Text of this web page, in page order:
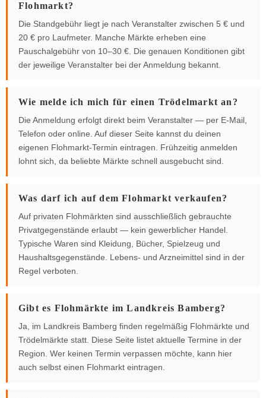
Flohmarkt?
Die Standgebühr liegt je nach Veranstalter zwischen 5 € und
20 € pro Laufmeter. Manche Märkte erheben eine
Pauschalgebühr von 10–30 €. Die genauen Konditionen gibt
der jeweilige Veranstalter bei der Anmeldung bekannt.
Wie melde ich mich für einen Trödelmarkt an?
Die Anmeldung erfolgt direkt beim Veranstalter — per E-Mail,
Telefon oder online. Auf dieser Seite kannst du deinen
eigenen Flohmarkt-Termin eintragen. Frühzeitig anmelden
lohnt sich, da beliebte Märkte schnell ausgebucht sind.
Was darf ich auf dem Flohmarkt verkaufen?
Auf privaten Flohmärkten sind ausschließlich gebrauchte
Privatgegenstände erlaubt — kein gewerblicher Handel.
Typische Waren sind Kleidung, Bücher, Spielzeug und
Haushaltsgegenstände. Lebens- und Arzneimittel sind in der
Regel verboten.
Gibt es Flohmärkte im Landkreis Bamberg?
Ja, im Landkreis Bamberg finden regelmäßig Flohmärkte und
Trödelmärkte statt. Diese Seite listet aktuelle Termine in der
Region. Wer keinen Termin verpassen möchte, kann hier
auch selbst einen Flohmarkt eintragen.